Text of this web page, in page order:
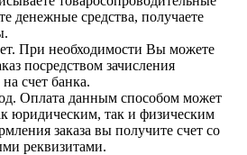
денежные средства, получаете
При необходимости Вы можете
посредством зачисления
счет банка.
Оплата данным способом может
юридическим, так и физическим
заказа вы получите счет со
реквизитами.